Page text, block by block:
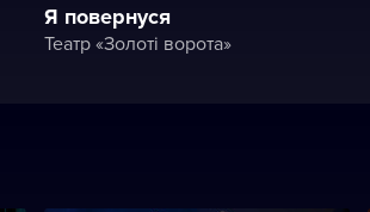
Я повернуся
Театр «Золоті ворота»